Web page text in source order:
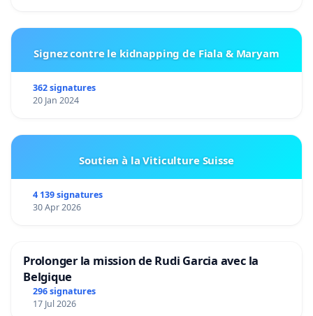
Signez contre le kidnapping de Fiala & Maryam
362 signatures
20 Jan 2024
Soutien à la Viticulture Suisse
4 139 signatures
30 Apr 2026
Prolonger la mission de Rudi Garcia avec la
Belgique
296 signatures
17 Jul 2026